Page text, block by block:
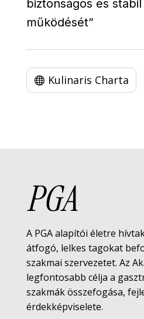
biztonságos es
működését”
Kulinaris Charta
PGA
A PGA alapítói életre
átfogó, lelkes tagokat
szakmai szervezetet. Az
legfontosabb célja a
szakmák összefogása,
érdekképviselete.